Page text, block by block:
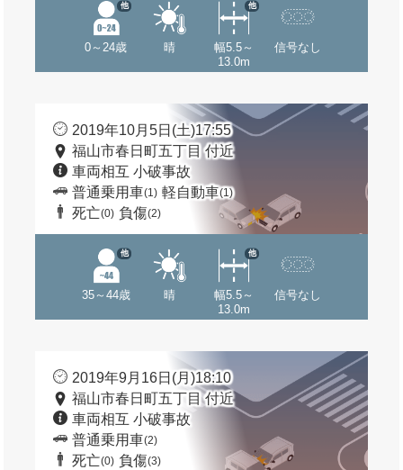
0～24歳
他
晴
幅5.5～
13.0m
他
信号なし
2019年10月5日(土)17:55
福山市春日町五丁目 付近
車両相互 小破事故
普通乗用車(1) 軽自動車(1)
死亡(0) 負傷(2)
35～44歳
他
晴
幅5.5～
13.0m
他
信号なし
2019年9月16日(月)18:10
福山市春日町五丁目 付近
車両相互 小破事故
普通乗用車(2)
死亡(0) 負傷(3)